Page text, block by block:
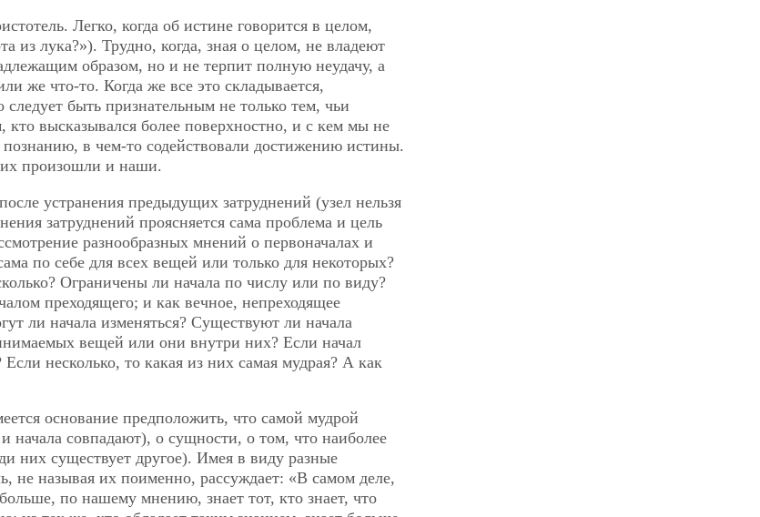
Легко, когда об истине говорится в целом,
из лука?»). Трудно, когда, зная о целом, не владеют
образом, но и не терпит полную неудачу, а
же что-то. Когда же все это складывается,
быть признательным не только тем, чьи
высказывался более поверхностно, и с кем мы не
в чем-то содействовали достижению истины.
произошли и наши.
устранения предыдущих затруднений (узел нельзя
затруднений проясняется сама проблема и цель
разнообразных мнений о первоначалах и
по себе для всех вещей или только для некоторых?
Ограничены ли начала по числу или по виду?
преходящего; и как вечное, непреходящее
ли начала изменяться? Существуют ли начала
вещей или они внутри них? Если начал
несколько, то какая из них самая мудрая? А как
основание предположить, что самой мудрой
начала совпадают), о сущности, о том, что наиболее
них существует другое). Имея в виду разные
не называя их поименно, рассуждает: «В самом деле,
по нашему мнению, знает тот, кто знает, что